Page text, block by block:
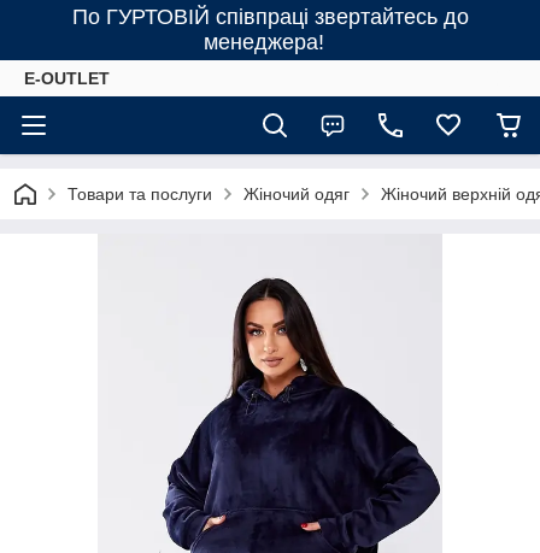
По ГУРТОВІЙ співпраці звертайтесь до
менеджера!
E-OUTLET
Товари та послуги Жіночий одяг Жіночий верхній